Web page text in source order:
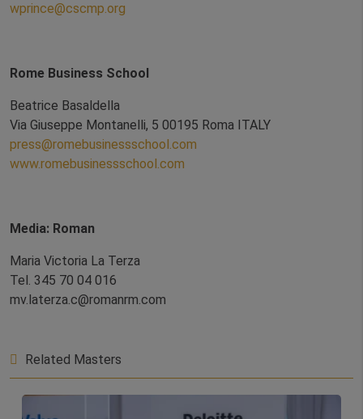
wprince@cscmp.org
Rome Business School
Beatrice Basaldella
Via Giuseppe Montanelli, 5 00195 Roma ITALY
press@romebusinessschool.com
www.romebusinessschool.com
Media: Roman
Maria Victoria La Terza
Tel. 345 70 04 016
mv.laterza.c@romanrm.com
Related Masters